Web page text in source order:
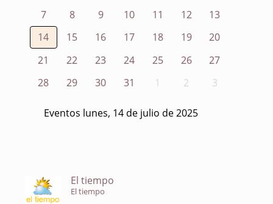
7
8 9 10 11 12
13
14
15 16 17 18 19
20
21
22 23 24 25 26
27
28
29 30 31 1 2 3
Eventos lunes, 14 de julio de 2025
El tiempo
El tiempo